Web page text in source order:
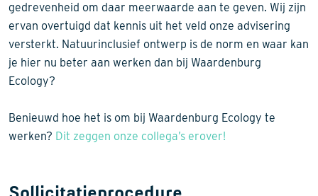
gedrevenheid om daar meerwaarde aan te geven. Wij zijn
ervan overtuigd dat kennis uit het veld onze advisering
versterkt. Natuurinclusief ontwerp is de norm en waar kan
je hier nu beter aan werken dan bij Waardenburg
Ecology?
Benieuwd hoe het is om bij Waardenburg Ecology te
werken? Dit zeggen onze collega’s erover!